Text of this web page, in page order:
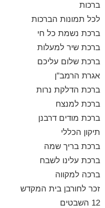
ברכות
לכל תמונות הברכות
ברכת נשמת כל חי
ברכת שיר למעלות
ברכת שלום עליכם
אגרת הרמב"ן
ברכת הדלקת נרות
ברכת למנצח
ברכת מודים דרבנן
תיקון הכללי
ברכת בריך שמה
ברכת עלינו לשבח
ברכה למקווה
זכר לחורבן בית המקדש
12 השבטים